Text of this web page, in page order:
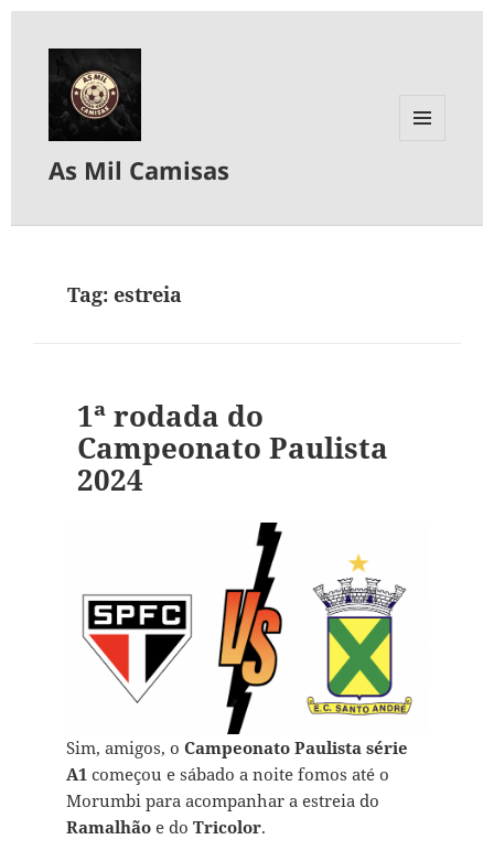
As Mil Camisas
Tag:estreia
1ª rodada do
Campeonato Paulista
2024
Sim, amigos, o Campeonato Paulista série
A1começou e sábado a noite fomos até o
Morumbi para acompanhar a estreia do
Ramalhãoe do Tricolor.